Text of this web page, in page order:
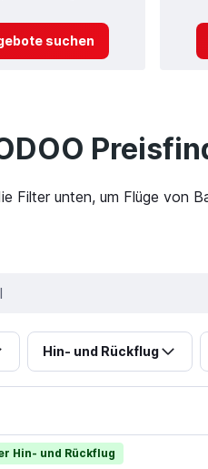
suchen
Filter unten, um Flüge von
Hin- und Rückflug
Hin- und Rückflug